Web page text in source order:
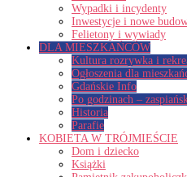
Wypadki i incydenty
Inwestycje i nowe
Felietony i wywiady
DLA MIESZKAŃCÓW
Kultura rozrywka i
Ogłoszenia dla
Gdańskie Info
Po godzinach –
Historia
Parafie
KOBIETA W TRÓJMIEŚCIE
Dom i dziecko
Książki